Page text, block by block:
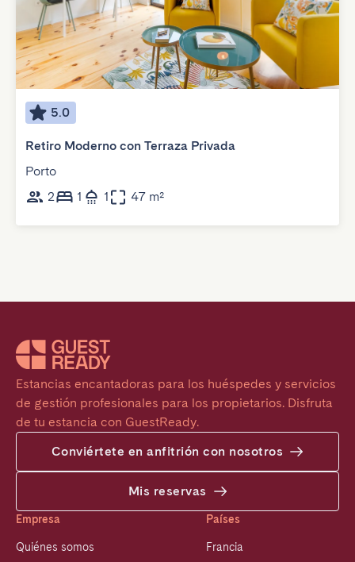
5.0
Retiro Moderno con Terraza Privada
Porto
2
1 1 47 m²
Estancias encantadoras para los huéspedes y servicios
de gestión profesionales para los propietarios. Disfruta
de tu estancia con GuestReady.
Conviértete en anfitrión con nosotros
Mis reservas
Empresa
Quiénes somos
Países
Francia